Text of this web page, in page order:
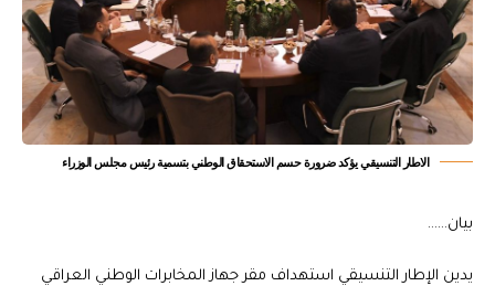
الاطار التنسيقي يؤكد ضرورة حسم الاستحقاق الوطني بتسمية رئيس مجلس الوزراء
بيان……
يدين الإطار التنسيقي استهداف مقر جهاز المخابرات الوطني العراقي